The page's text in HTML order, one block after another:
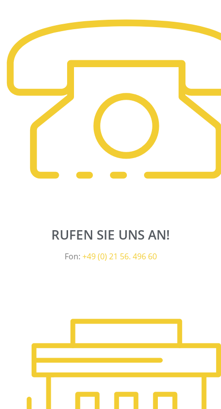
RUFEN SIE UNS AN!
Fon: +49 (0) 21 56. 496 60